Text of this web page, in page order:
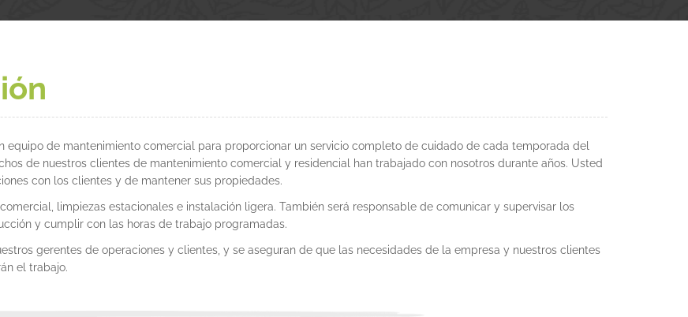
equipo de mantenimiento comercial para proporcionar un servicio completo de cuidado de cada temporada del
de nuestros clientes de mantenimiento comercial y residencial han trabajado con nosotros durante años. Usted
con los clientes y de mantener sus propiedades.
limpiezas estacionales e instalación ligera. También será responsable de comunicar y supervisar los
y cumplir con las horas de trabajo programadas.
gerentes de operaciones y clientes, y se aseguran de que las necesidades de la empresa y nuestros clientes
el trabajo.